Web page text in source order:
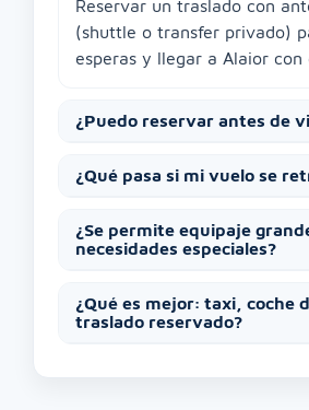
Reservar un traslado con
(shuttle o transfer privado)
esperas y llegar a Alaior con
¿Puedo reservar antes de
¿Qué pasa si mi vuelo se
¿Se permite equipaje
necesidades especiales?
¿Qué es mejor: taxi, coche
traslado reservado?